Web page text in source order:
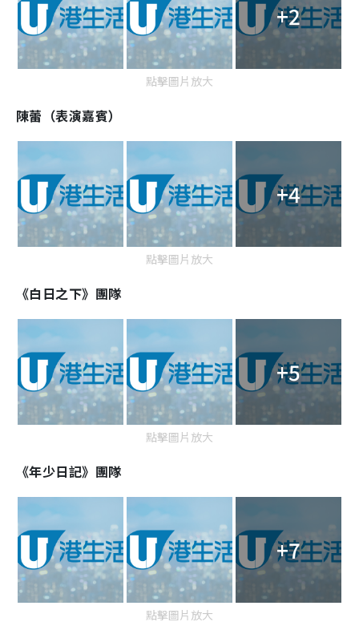
+2
點擊圖片放大
陳蕾（表演嘉賓）
+4
點擊圖片放大
《白日之下》團隊
+5
點擊圖片放大
《年少日記》團隊
+7
點擊圖片放大